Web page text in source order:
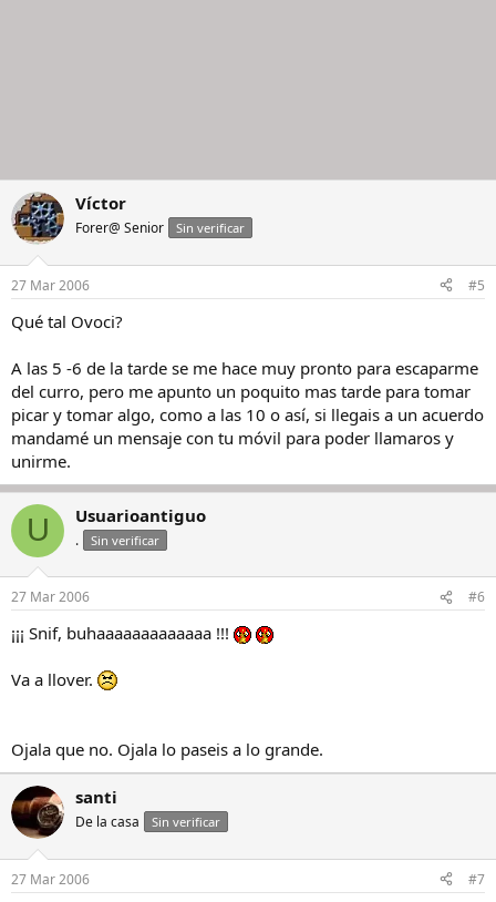
Víctor
Forer@ Senior Sin verificar
27 Mar 2006 #5
Qué tal Ovoci?
A las 5 -6 de la tarde se me hace muy pronto para escaparme
del curro, pero me apunto un poquito mas tarde para tomar
picar y tomar algo, como a las 10 o así, si llegais a un acuerdo
mandamé un mensaje con tu móvil para poder llamaros y
unirme.
U Usuarioantiguo
. Sin verificar
27 Mar 2006 #6
¡¡¡ Snif, buhaaaaaaaaaaaaa !!!
Va a llover.
Ojala que no. Ojala lo paseis a lo grande.
santi
De la casa Sin verificar
27 Mar 2006 #7